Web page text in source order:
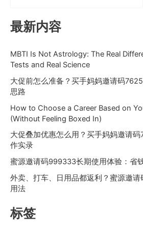
最新内容
MBTI Is Not Astrology: The Real
Tests and Real Science
大促前怎么准备？买手妈妈邀请码
思路
How to Choose a Career Based on
(Without Feeling Boxed In)
大促叠加优惠怎么用？买手妈妈邀请
作实录
蜜源邀请码999333长期使用体验：省
外卖、打车、日用品都返利？蜜源邀
用法
标签